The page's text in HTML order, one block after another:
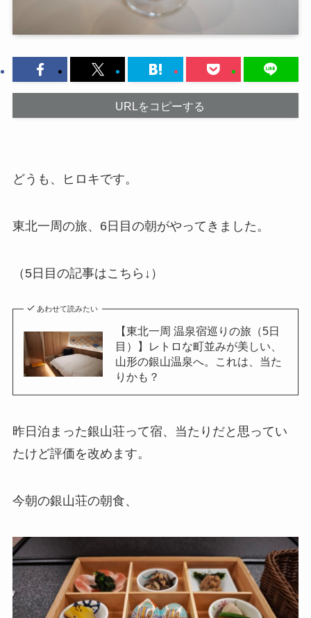
URLをコピーする
どうも、ヒロキです。
東北一周の旅、6日目の朝がやってきました。
（5日目の記事はこちら↓）
あわせて読みたい
【東北一周 温泉宿巡りの旅（5日
目）】レトロな町並みが美しい、
山形の銀山温泉へ。これは、当た
りかも？
昨日泊まった銀山荘って宿、当たりだと思ってい
たけど評価を改めます。
今朝の銀山荘の朝食、